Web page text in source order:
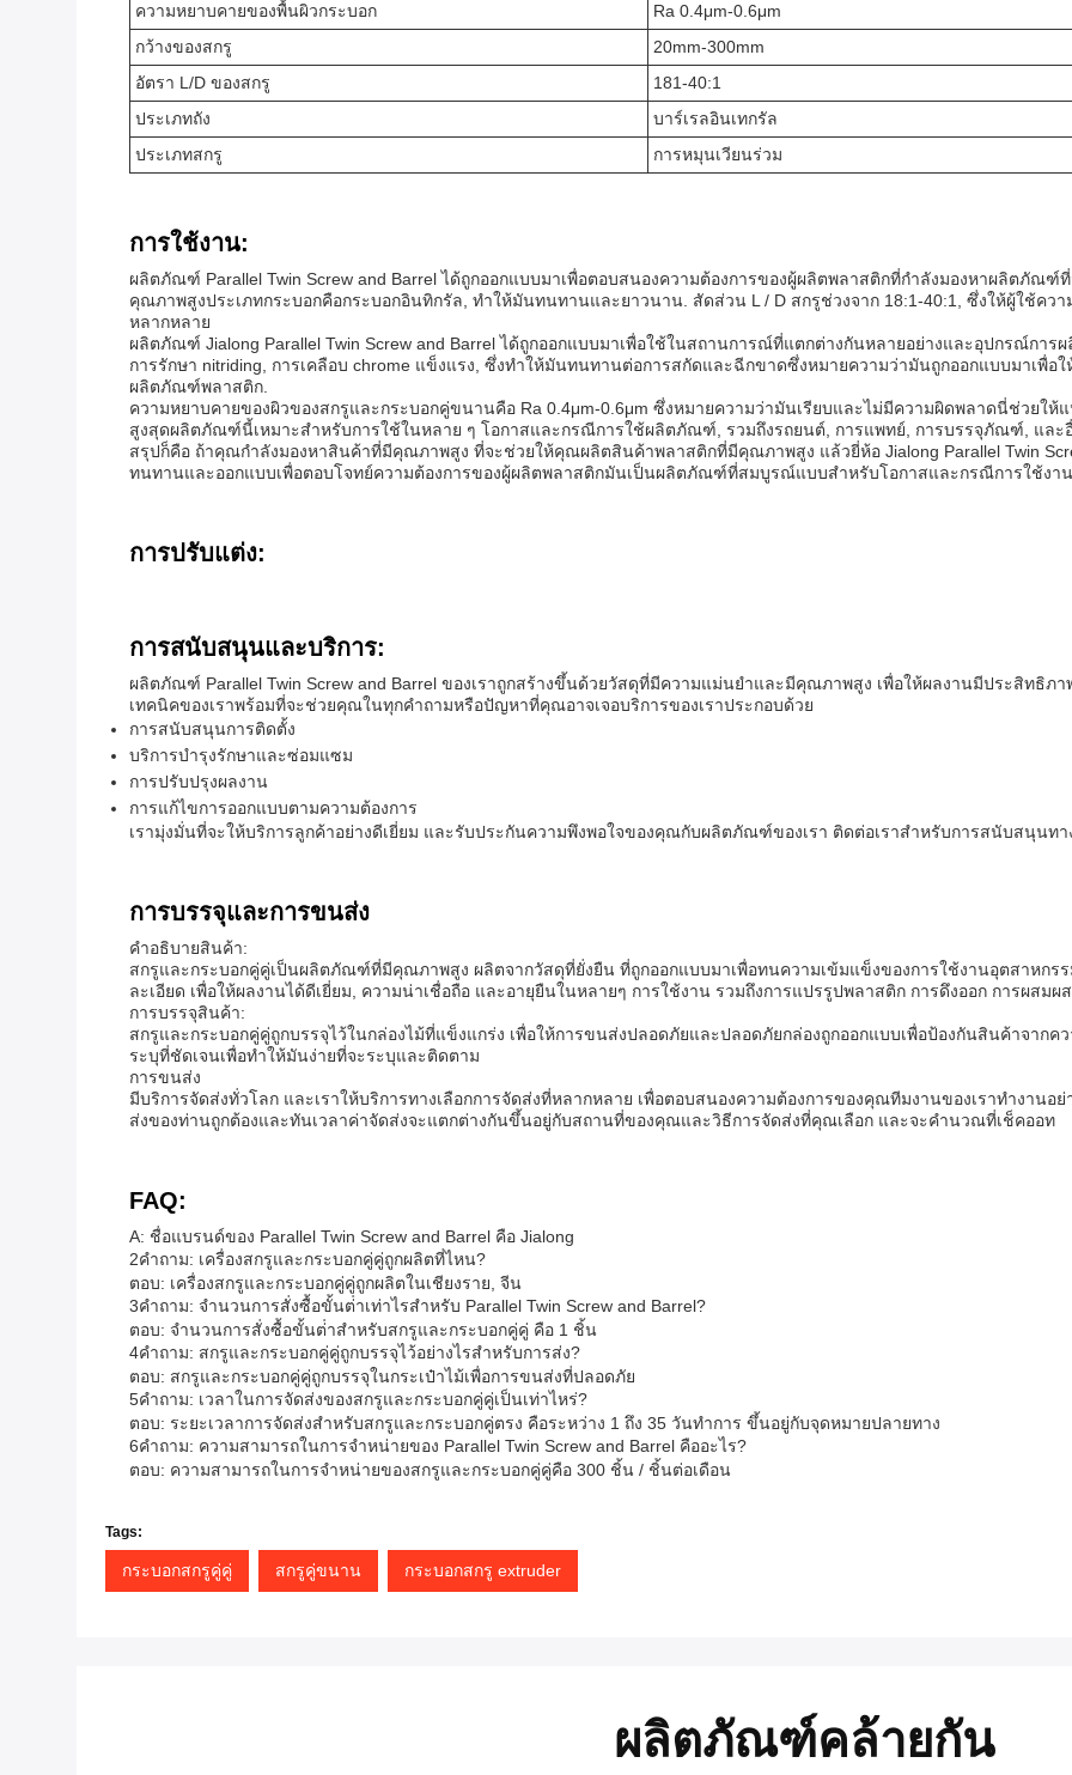
ความหยาบคายของพื้นผิวกระบอก
Ra 0.4μm-0.6μm
กว้างของสกรู
20mm-300mm
อัตรา L/D ของสกรู
181-40:1
ประเภทถัง
บาร์เรลอินเทกรัล
ประเภทสกรู
การหมุนเวียนร่วม
การใช้งาน:
ผลิตภัณฑ์ Parallel Twin Screw and Barrel ได้ถูกออกแบบมาเพื่อตอบสนองความต้องการของผู้ผลิตพลาสติกที่กําลังมองหาผลิตภั
คุณภาพสูงประเภทกระบอกคือกระบอกอินทิกรัล, ทําให้มันทนทานและยาวนาน. สัดส่วน L / D สกรูช่วงจาก 18:1-40:1, ซึ่งให้ผู้ใช้คว
หลากหลาย
ผลิตภัณฑ์ Jialong Parallel Twin Screw and Barrel ได้ถูกออกแบบมาเพื่อใช้ในสถานการณ์ที่แตกต่างกันหลายอย่างและอุปกรณ์กา
การรักษา nitriding, การเคลือบ chrome แข็งแรง, ซึ่งทําให้มันทนทานต่อการสกัดและฉีกขาดซึ่งหมายความว่ามันถูกออกแบบมาเพื่อ
ผลิตภัณฑ์พลาสติก.
ความหยาบคายของผิวของสกรูและกระบอกคู่ขนานคือ Ra 0.4μm-0.6μm ซึ่งหมายความว่ามันเรียบและไม่มีความผิดพลาดนี่ช่ว
สูงสุดผลิตภัณฑ์นี้เหมาะสําหรับการใช้ในหลาย ๆ โอกาสและกรณีการใช้ผลิตภัณฑ์, รวมถึงรถยนต์, การแพทย์, การบรรจุภัณฑ์, และ
สรุปก็คือ ถ้าคุณกําลังมองหาสินค้าที่มีคุณภาพสูง ที่จะช่วยให้คุณผลิตสินค้าพลาสติกที่มีคุณภาพสูง แล้วยี่ห้อ Jialong Parallel Twin
ทนทานและออกแบบเพื่อตอบโจทย์ความต้องการของผู้ผลิตพลาสติกมันเป็นผลิตภัณฑ์ที่สมบูรณ์แบบสําหรับโอกาสและกรณีการใช้งา
การปรับแต่ง:
การสนับสนุนและบริการ:
ผลิตภัณฑ์ Parallel Twin Screw and Barrel ของเราถูกสร้างขึ้นด้วยวัสดุที่มีความแม่นยําและมีคุณภาพสูง เพื่อให้ผลงานมีประสิทธิ
เทคนิคของเราพร้อมที่จะช่วยคุณในทุกคําถามหรือปัญหาที่คุณอาจเจอบริการของเราประกอบด้วย
การสนับสนุนการติดตั้ง
บริการบํารุงรักษาและซ่อมแซม
การปรับปรุงผลงาน
การแก้ไขการออกแบบตามความต้องการ
เรามุ่งมั่นที่จะให้บริการลูกค้าอย่างดีเยี่ยม และรับประกันความพึงพอใจของคุณกับผลิตภัณฑ์ของเรา ติดต่อเราสําหรับการสนับสนุนท
การบรรจุและการขนส่ง
คําอธิบายสินค้า:
สกรูและกระบอกคู่คู่เป็นผลิตภัณฑ์ที่มีคุณภาพสูง ผลิตจากวัสดุที่ยั่งยืน ที่ถูกออกแบบมาเพื่อทนความเข้มแข็งของการใช้งานอุตสาหกร
ละเอียด เพื่อให้ผลงานได้ดีเยี่ยม, ความน่าเชื่อถือ และอายุยืนในหลายๆ การใช้งาน รวมถึงการแปรรูปพลาสติก การดึงออก การผสมผ
การบรรจุสินค้า:
สกรูและกระบอกคู่คู่ถูกบรรจุไว้ในกล่องไม้ที่แข็งแกร่ง เพื่อให้การขนส่งปลอดภัยและปลอดภัยกล่องถูกออกแบบเพื่อป้องกันสินค้าจากค
ระบุที่ชัดเจนเพื่อทําให้มันง่ายที่จะระบุและติดตาม
การขนส่ง
มีบริการจัดส่งทั่วโลก และเราให้บริการทางเลือกการจัดส่งที่หลากหลาย เพื่อตอบสนองความต้องการของคุณทีมงานของเราทํางานอ
ส่งของท่านถูกต้องและทันเวลาค่าจัดส่งจะแตกต่างกันขึ้นอยู่กับสถานที่ของคุณและวิธีการจัดส่งที่คุณเลือก และจะคํานวณที่เช็คออท
FAQ:
A: ชื่อแบรนด์ของ Parallel Twin Screw and Barrel คือ Jialong
2คําถาม: เครื่องสกรูและกระบอกคู่คู่ถูกผลิตที่ไหน?
ตอบ: เครื่องสกรูและกระบอกคู่คู่ถูกผลิตในเชียงราย, จีน
3คําถาม: จํานวนการสั่งซื้อขั้นต่ําเท่าไรสําหรับ Parallel Twin Screw and Barrel?
ตอบ: จํานวนการสั่งซื้อขั้นต่ําสําหรับสกรูและกระบอกคู่คู่ คือ 1 ชิ้น
4คําถาม: สกรูและกระบอกคู่คู่ถูกบรรจุไว้อย่างไรสําหรับการส่ง?
ตอบ: สกรูและกระบอกคู่คู่ถูกบรรจุในกระเป๋าไม้เพื่อการขนส่งที่ปลอดภัย
5คําถาม: เวลาในการจัดส่งของสกรูและกระบอกคู่คู่เป็นเท่าไหร่?
ตอบ: ระยะเวลาการจัดส่งสําหรับสกรูและกระบอกคู่ตรง คือระหว่าง 1 ถึง 35 วันทําการ ขึ้นอยู่กับจุดหมายปลายทาง
6คําถาม: ความสามารถในการจําหน่ายของ Parallel Twin Screw and Barrel คืออะไร?
ตอบ: ความสามารถในการจําหน่ายของสกรูและกระบอกคู่คู่คือ 300 ชิ้น / ชิ้นต่อเดือน
Tags:
กระบอกสกรูคู่คู่ สกรูคู่ขนาน กระบอกสกรู extruder
ผลิตภัณฑ์คล้ายกัน